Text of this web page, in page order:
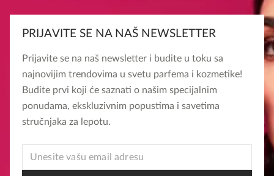
PRIJAVITE SE NA NAŠ NEWSLETTER
Prijavite se na naš newsletter i budite u toku sa
najnovijim trendovima u svetu parfema i kozmetike!
Budite prvi koji će saznati o našim specijalnim
ponudama, ekskluzivnim popustima i savetima
stručnjaka za lepotu.